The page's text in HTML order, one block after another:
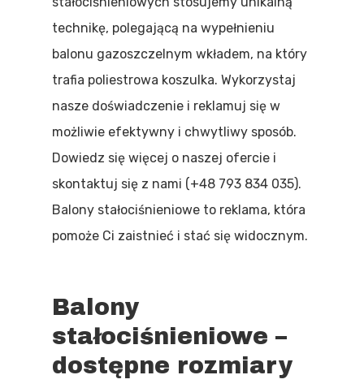
technikę, polegającą na wypełnieniu
balonu gazoszczelnym wkładem, na który
trafia poliestrowa koszulka. Wykorzystaj
nasze doświadczenie i reklamuj się w
możliwie efektywny i chwytliwy sposób.
Dowiedz się więcej o naszej ofercie i
skontaktuj się z nami (+48 793 834 035).
Balony stałociśnieniowe to reklama, która
pomoże Ci zaistnieć i stać się widocznym.
Balony
stałociśnieniowe –
dostępne rozmiary
Strona